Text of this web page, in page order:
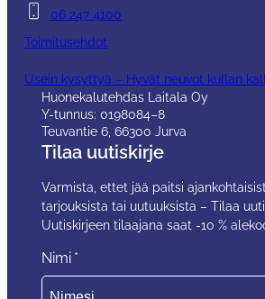
06 247 4100
Toimitusehdot
Usein kysyttyä – Hyvät neuvot kullan
Huonekalutehdas Laitala Oy
Y-tunnus: 0198084–8
Teuvantie 6, 66300 Jurva
Tilaa uutiskirje
Varmista, ettet jää paitsi
tarjouksista tai uutuuksista – Tilaa
Uutiskirjeen tilaajana saat -10 %
Nimi *